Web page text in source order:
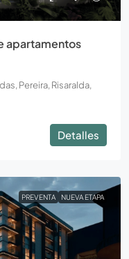
apartamentos
Pereira, Risaralda,
Detalles
PREVENTA NUEVA ETAPA